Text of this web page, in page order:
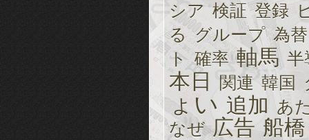
シア 検証 登録
る グループ 為替
ト 確率 軸馬 半
本日 関連 韓国
ょい 追加 あ
なぜ 広告 船橋